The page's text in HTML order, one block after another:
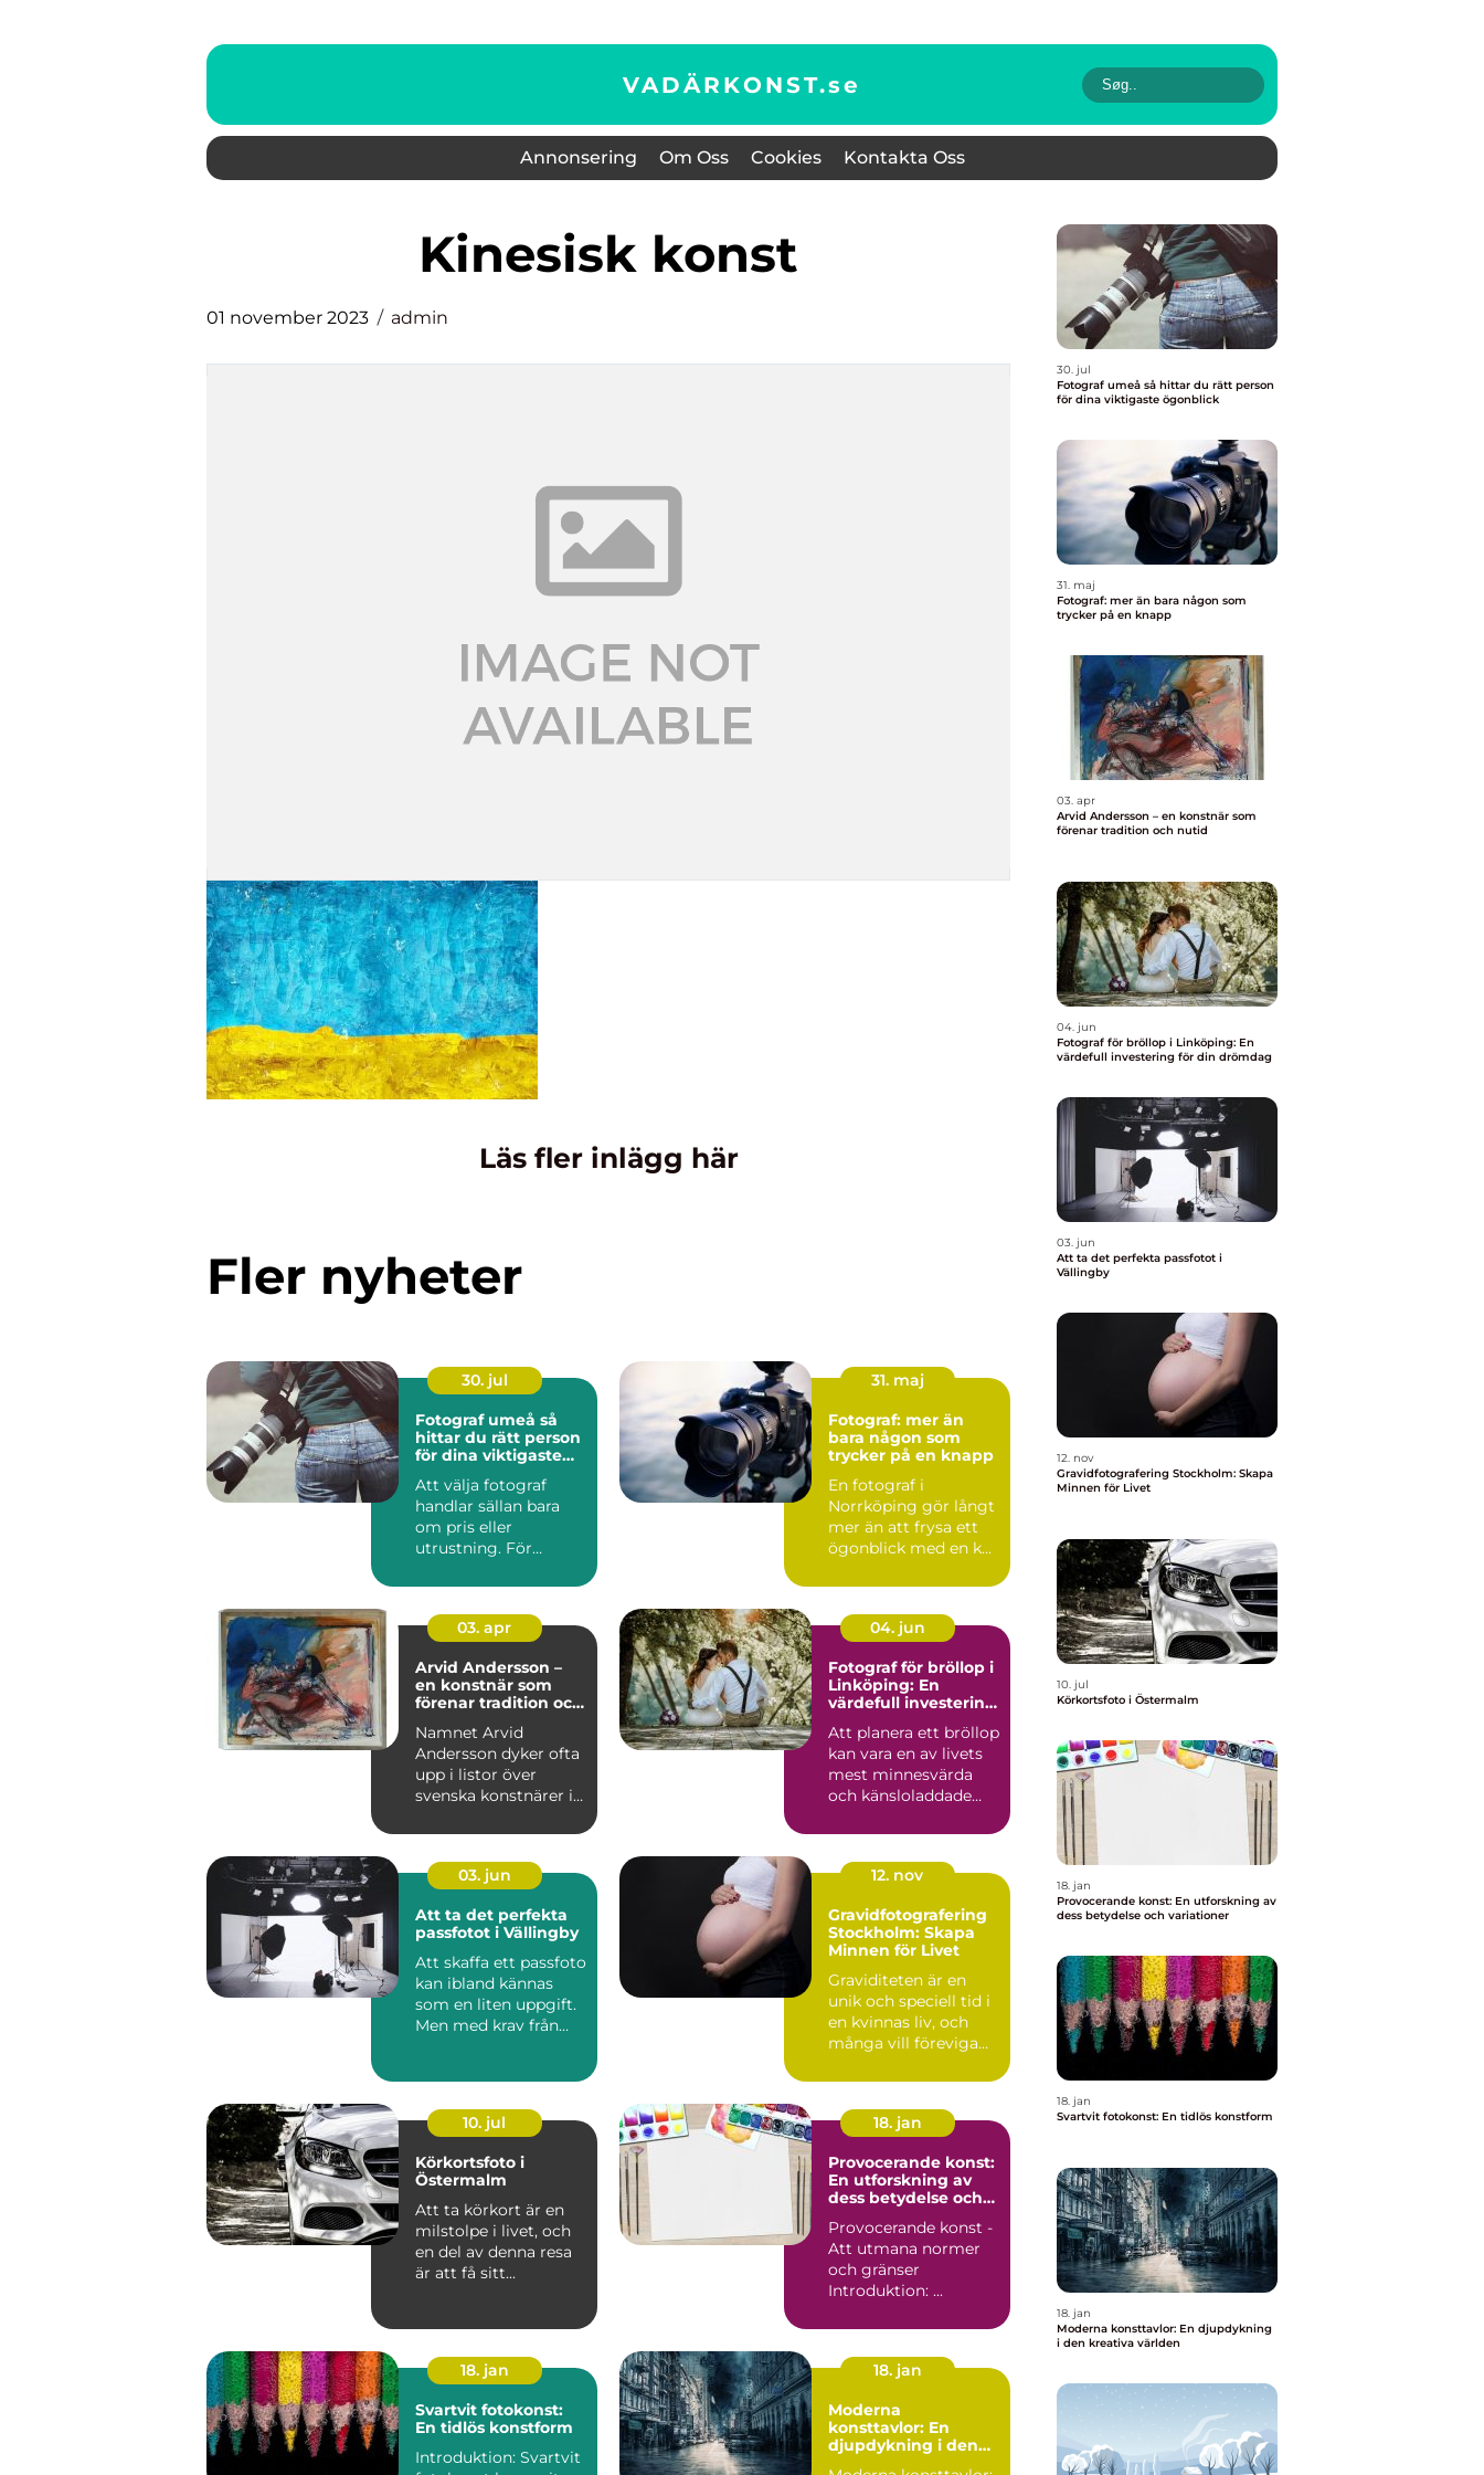
VADÄRKONST.se
Annonsering Om Oss Cookies Kontakta Oss
kinesisk konst
01 november 2023 admin
Läs fler inlägg här
Fler nyheter
30. jul
Fotograf umeå så
hittar du rätt person
för dina viktigaste
Att välja fotograf
handlar sällan bara
om pris eller
utrustning. För
om förtroende...
31. maj
Fotograf: mer än
bara någon som
trycker på en knapp
En fotograf i
Norrköping gör långt
mer än att frysa ett
ögonblick med en k...
03. apr
Arvid Andersson –
en konstnär som
förenar tradition och
Namnet Arvid
Andersson dyker ofta
upp i listor över
svenska konstnärer i
04. jun
Fotograf för bröllop i
Linköping: En
värdefull investering
Att planera ett bröllop
kan vara en av livets
mest minnesvärda
och känsloladdade
03. jun
Att ta det perfekta
passfotot i Vällingby
Att skaffa ett passfoto
kan ibland kännas
som en liten uppgift.
Men med krav från
12. nov
Gravidfotografering
Stockholm: Skapa
Minnen för Livet
Graviditeten är en
unik och speciell tid i
en kvinnas liv, och
många vill föreviga
10. jul
Körkortsfoto i
Östermalm
Att ta körkort är en
milstolpe i livet, och
en del av denna resa
är att få sitt...
18. jan
Provocerande konst:
En utforskning av
dess betydelse och
Provocerande konst -
Att utmana normer
och gränser
Introduktion: ...
18. jan
Svartvit fotokonst:
En tidlös konstform
Introduktion: Svartvit
18. jan
Moderna
konsttavlor: En
djupdykning i den
30. jul
Fotograf umeå så hittar du rätt person
för dina viktigaste ögonblick
31. maj
Fotograf: mer än bara någon som
trycker på en knapp
03. apr
Arvid Andersson – en konstnär som
förenar tradition och nutid
04. jun
Fotograf för bröllop i Linköping: En
värdefull investering för din drömdag
03. jun
Att ta det perfekta passfotot i
Vällingby
12. nov
Gravidfotografering Stockholm: Skapa
Minnen för Livet
10. jul
Körkortsfoto i Östermalm
18. jan
Provocerande konst: En utforskning av
dess betydelse och variationer
18. jan
Svartvit fotokonst: En tidlös konstform
18. jan
Moderna konsttavlor: En djupdykning
i den kreativa världen